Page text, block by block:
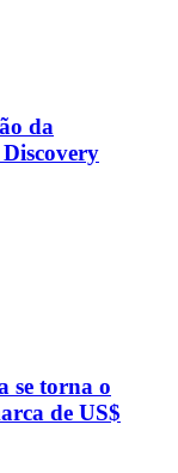
da
se torna o
de US$